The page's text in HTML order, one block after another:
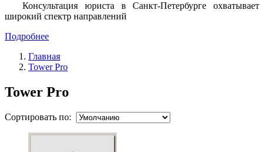
Консультация юриста в Санкт-Петербурге охватывает
широкий спектр направлений
Подробнее
Главная
Tower Pro
Tower Pro
Сортировать по: